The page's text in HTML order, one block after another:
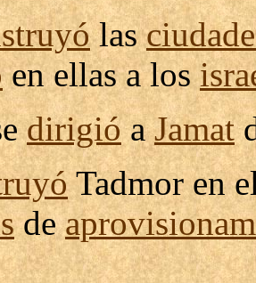
las
en ellas a los
dirigióaJamat
Tadmoren
de